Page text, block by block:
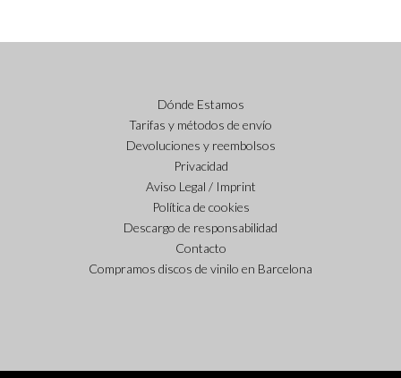
Dónde Estamos
Tarifas y métodos de envío
Devoluciones y reembolsos
Privacidad
Aviso Legal / Imprint
Política de cookies
Descargo de responsabilidad
Contacto
Compramos discos de vinilo en Barcelona